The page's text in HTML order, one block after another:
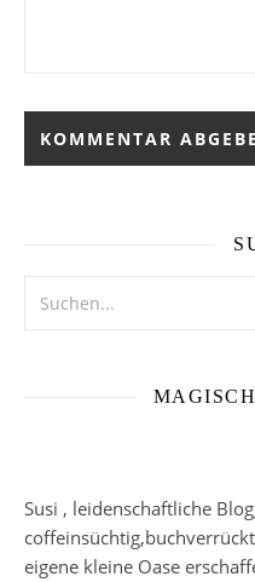
Susi , leidenschaftliche
eigene kleine Oase